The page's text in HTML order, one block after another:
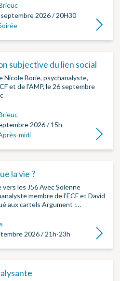
2026 / 20H30
Lire la
subjective du lien social
Nicole Borie, psychanalyste,
et de l’AMP, le 26 septembre
2026 / 15h
midi Lire la
la vie ?
vers les J56 Avec Solenne
membre de l’ECF et David
aux cartels Argument :…
2026 / 21h-23h
Lire la